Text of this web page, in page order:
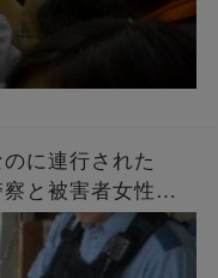
に連行された
と被害者女性が
それだけはご勘